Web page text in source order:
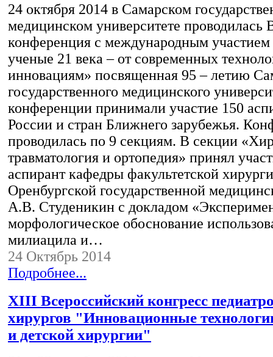
24 октября 2014 в Самарском
медицинском университете проводилась
конференция с международным
ученые 21 века – от современных
инновациям» посвященная 95 – летию
государственного медицинского
конференции принимали участие 150
России и стран Ближнего зарубежья.
проводилась по 9 секциям. В секции
травматология и ортопедия» принял
аспирант кафедры факультетской
Оренбургской государственной
А.В. Студеникин с докладом
морфологическое обоснование
милиацила и…
24 Октябрь 2014
Подробнее...
XIII Всероссийский конгресс
хирургов "Инновационные
и детской хирургии"